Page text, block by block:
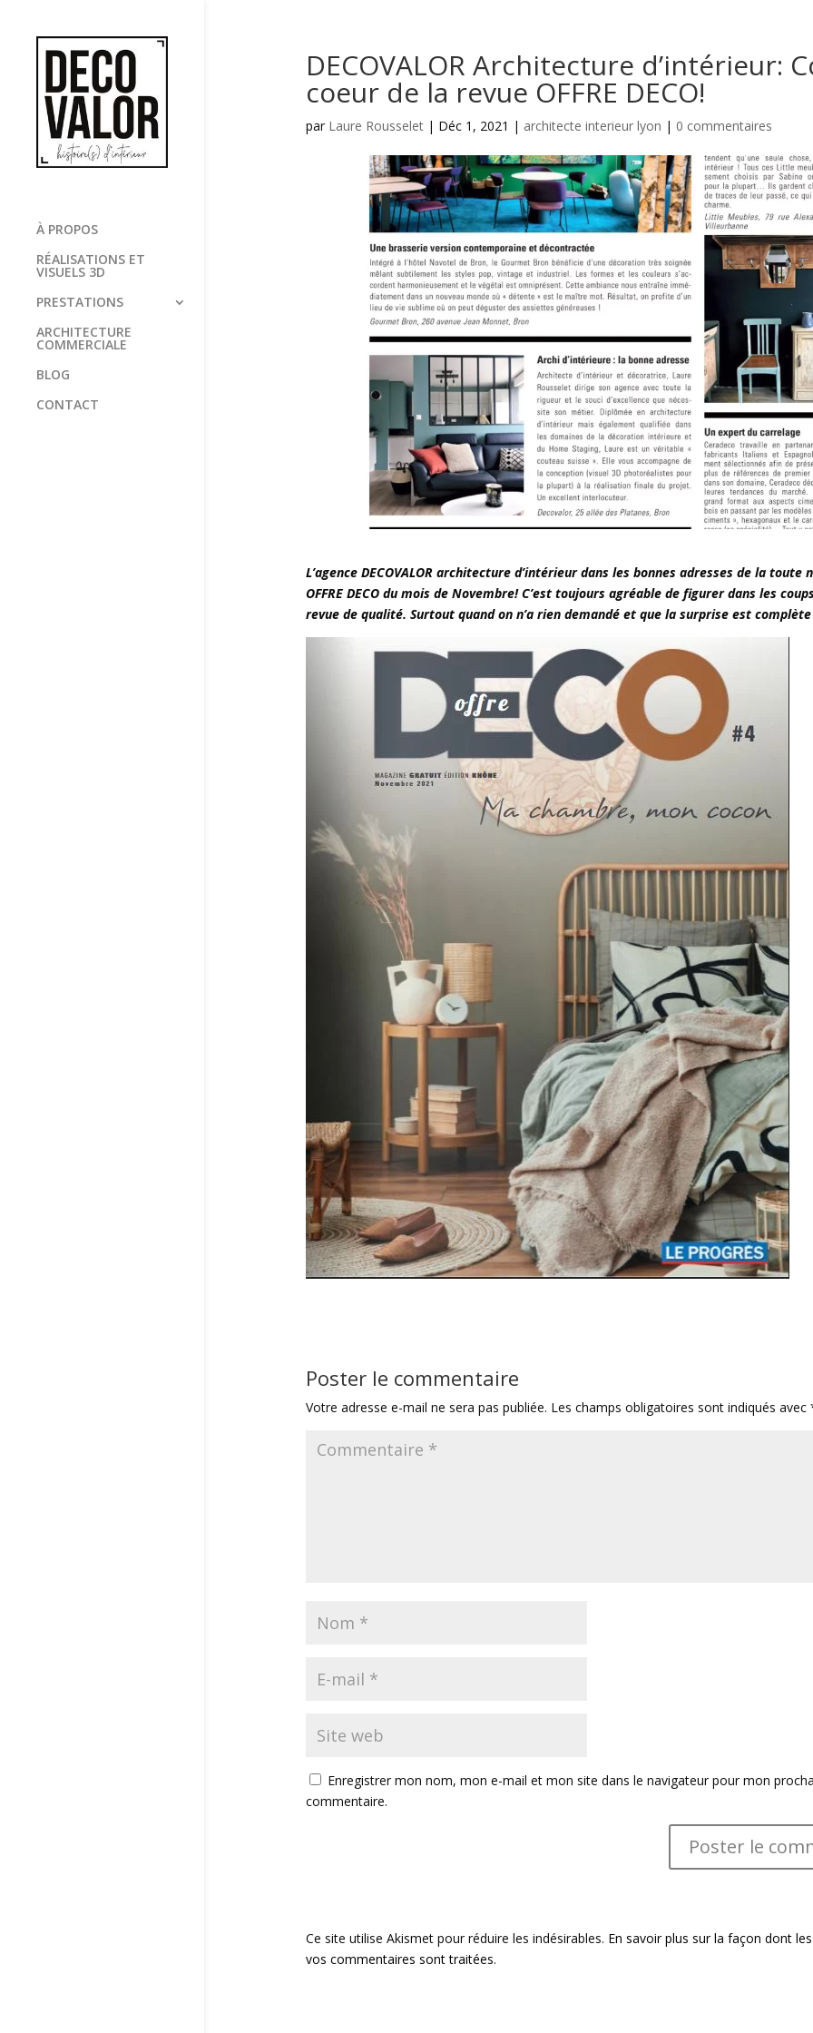
À PROPOS
RÉALISATIONS ET
VISUELS 3D
PRESTATIONS
ARCHITECTURE
COMMERCIALE
BLOG
CONTACT
DECOVALOR Architecture d’intérieur:
coeur de la revue OFFRE DECO!
par Laure Rousselet| Déc 1, 2021 | architecte interieur lyon | 0 commentaires
L’agence DECOVALOR architecture d’intérieur dans les bonnes adresses de la toute
OFFRE DECO du mois de Novembre! C’est toujours agréable de figurer dans les
revue de qualité. Surtout quand on n’a rien demandé et que la surprise est complète
Poster le commentaire
Votre adresse e-mail ne sera pas publiée. Les champs obligatoires sont indiqués avec
Enregistrer mon nom, mon e-mail et mon site dans le navigateur pour mon
commentaire.
Ce site utilise Akismet pour réduire les indésirables. En savoir plus sur la façon dont
vos commentaires sont traitées.